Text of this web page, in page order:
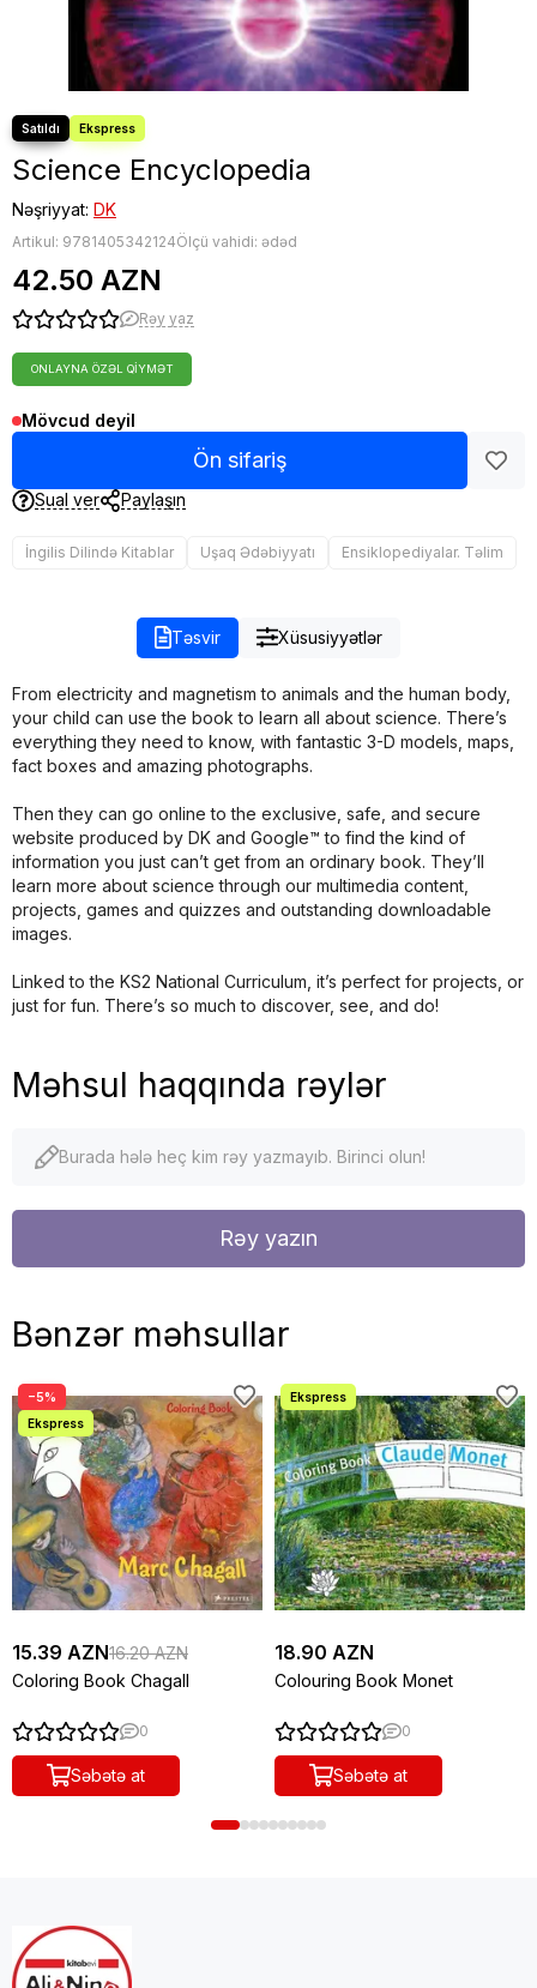
Science Encyclopedia
Nəşriyyat: DK
Artikul: 9781405342124Ölçü vahidi: ədəd
42.50 AZN
Rəy yaz
ONLAYNA ÖZƏL QIYMƏT
Mövcud deyil
Ön sifariş
Sual ver Paylaşın
İngilis Dilində Kitablar Uşaq Ədəbiyyatı Ensiklopediyalar. Təlim
Təsvir Xüsusiyyətlər
From electricity and magnetism to animals and the human body,
your child can use the book to learn all about science. There’s
everything they need to know, with fantastic 3-D models, maps,
fact boxes and amazing photographs.
Then they can go online to the exclusive, safe, and secure
website produced by DK and Google™ to find the kind of
information you just can’t get from an ordinary book. They’ll
learn more about science through our multimedia content,
projects, games and quizzes and outstanding downloadable
images.
Linked to the KS2 National Curriculum, it’s perfect for projects, or
just for fun. There’s so much to discover, see, and do!
Məhsul haqqında rəylər
Burada hələ heç kim rəy yazmayıb. Birinci olun!
Rəy yazın
Bənzər məhsullar
−5%
15.39 AZN16.20 AZN
Coloring Book Chagall
0
Səbətə at
18.90 AZN
Colouring Book Monet
0
Səbətə at